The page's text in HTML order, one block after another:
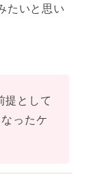
たいと思い
提として
ったケ